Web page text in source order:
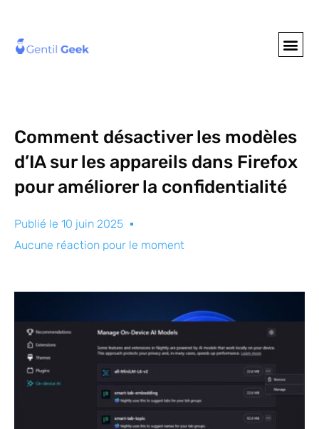
Comment désactiver les modèles
d’IA sur les appareils dans Firefox
pour améliorer la confidentialité
Publié le 10 juin 2025
Aucune réaction pour le moment